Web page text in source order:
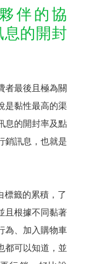
伴的協
的開封
者最後且極為關
是黏性最高的渠
息的開封率及點
銷訊息，也就是
標籤的累積，了
且根據不同黏著
為、加入購物車
都可以知道，並